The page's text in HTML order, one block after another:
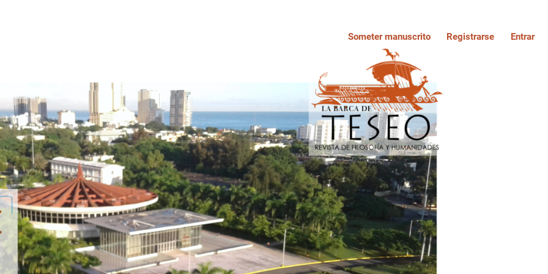
Someter manuscrito Registrarse Entrar